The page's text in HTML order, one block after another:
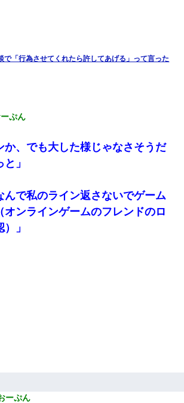
いた単独の50くらいのオッサン、強烈だっ
と別れたって本当？私が付き合ってもい
見合いして「ブスすぎｗｗｗ」と断った女性
。それを知った兄は荒れ狂い、｢嫁さん、俺
どう？」とメールを送った→
郎親族「ブスのくせにドレスなんか着ちゃっ
いわよね～（大声」新郎両親「！！！（土
に職をつけようと看護師になった。だけど
末、車にひかれて看護師になれなくなった。
で「行為させてくれたら許してあげる」って言った
ぷん
か、でも大した様じゃなさそうだ
」
んで私のライン返さないでゲーム
オンラインゲームのフレンドのロ
」
ーぷん